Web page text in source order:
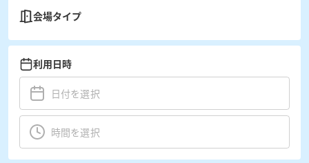
会場タイプ
利用日時